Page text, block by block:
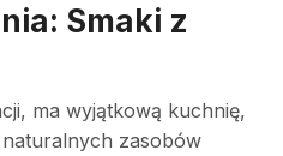
Smaki z
ma wyjątkową kuchnię,
zasobów